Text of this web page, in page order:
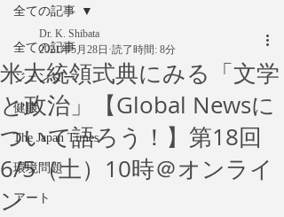
全ての記事
ジェンダー
健康
The Japan Times
環境問題
アート
全ての記事
米大統領式典にみる「文学
と政治」【Global Newsに
ついて語ろう！】第18回
6/5（土）10時＠オンライ
ン
Dr. K. Shibata
2021年5月28日 読了時間: 8分